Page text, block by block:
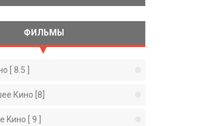
ФИЛЬМЫ
[ 8.5 ]
Кино [8]
[ 9 ]